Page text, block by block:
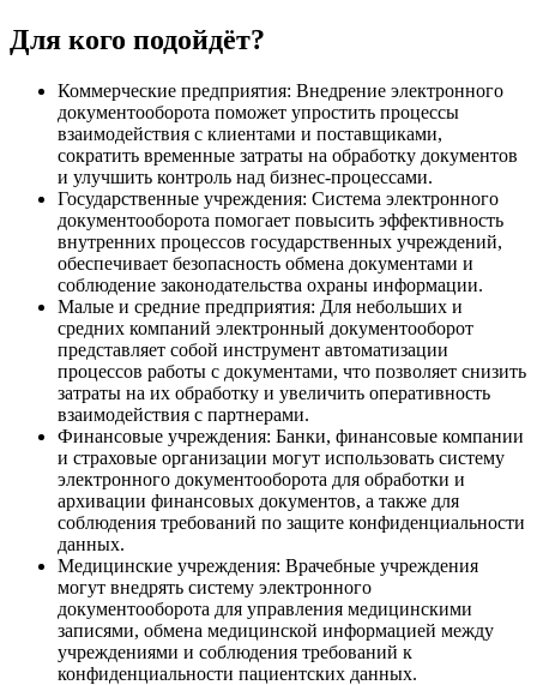
Для кого подойдёт?
Коммерческие предприятия: Внедрение электронного
документооборота поможет упростить процессы
взаимодействия с клиентами и поставщиками,
сократить временные затраты на обработку документов
и улучшить контроль над бизнес-процессами.
Государственные учреждения: Система электронного
документооборота помогает повысить эффективность
внутренних процессов государственных учреждений,
обеспечивает безопасность обмена документами и
соблюдение законодательства охраны информации.
Малые и средние предприятия: Для небольших и
средних компаний электронный документооборот
представляет собой инструмент автоматизации
процессов работы с документами, что позволяет снизить
затраты на их обработку и увеличить оперативность
взаимодействия с партнерами.
Финансовые учреждения: Банки, финансовые компании
и страховые организации могут использовать систему
электронного документооборота для обработки и
архивации финансовых документов, а также для
соблюдения требований по защите конфиденциальности
данных.
Медицинские учреждения: Врачебные учреждения
могут внедрять систему электронного
документооборота для управления медицинскими
записями, обмена медицинской информацией между
учреждениями и соблюдения требований к
конфиденциальности пациентских данных.